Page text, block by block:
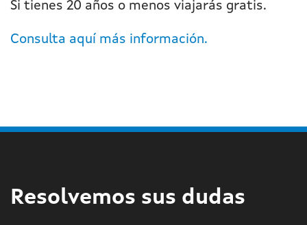
Si tienes 20 años o menos viajarás gratis.
Consulta aquí más información.
Resolvemos sus dudas